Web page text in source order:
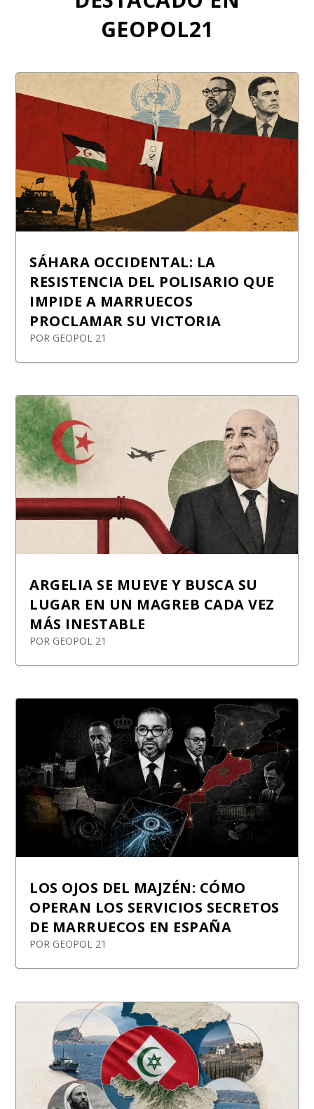
GEOPOL21
SÁHARA OCCIDENTAL: LA
RESISTENCIA DEL POLISARIO QUE
IMPIDE A MARRUECOS
PROCLAMAR SU VICTORIA
POR GEOPOL 21
ARGELIA SE MUEVE Y BUSCA SU
LUGAR EN UN MAGREB CADA VEZ
MÁS INESTABLE
POR GEOPOL 21
LOS OJOS DEL MAJZÉN: CÓMO
OPERAN LOS SERVICIOS SECRETOS
DE MARRUECOS EN ESPAÑA
POR GEOPOL 21